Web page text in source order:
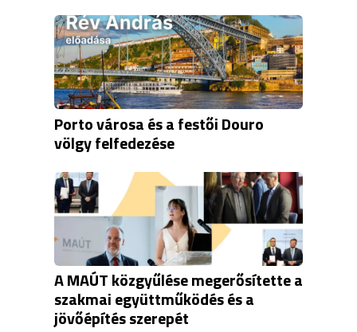
Porto városa és a festői Douro
völgy felfedezése
A MAÚT közgyűlése megerősítette a
szakmai együttműködés és a
jövőépítés szerepét